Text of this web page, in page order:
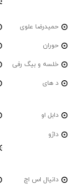
حمیدرضا علوی
حوران
خلسه و بیگ رفی
د های
دابل او
داژو
دانیال اس اچ